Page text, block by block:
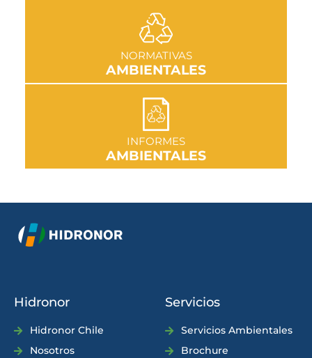
NORMATIVAS
AMBIENTALES
IR A SECCIÓN
INFORMES
AMBIENTALES
IR A SECCIÓN
Hidronor
Hidronor Chile
Nosotros
Servicios
Servicios Ambientales
Brochure